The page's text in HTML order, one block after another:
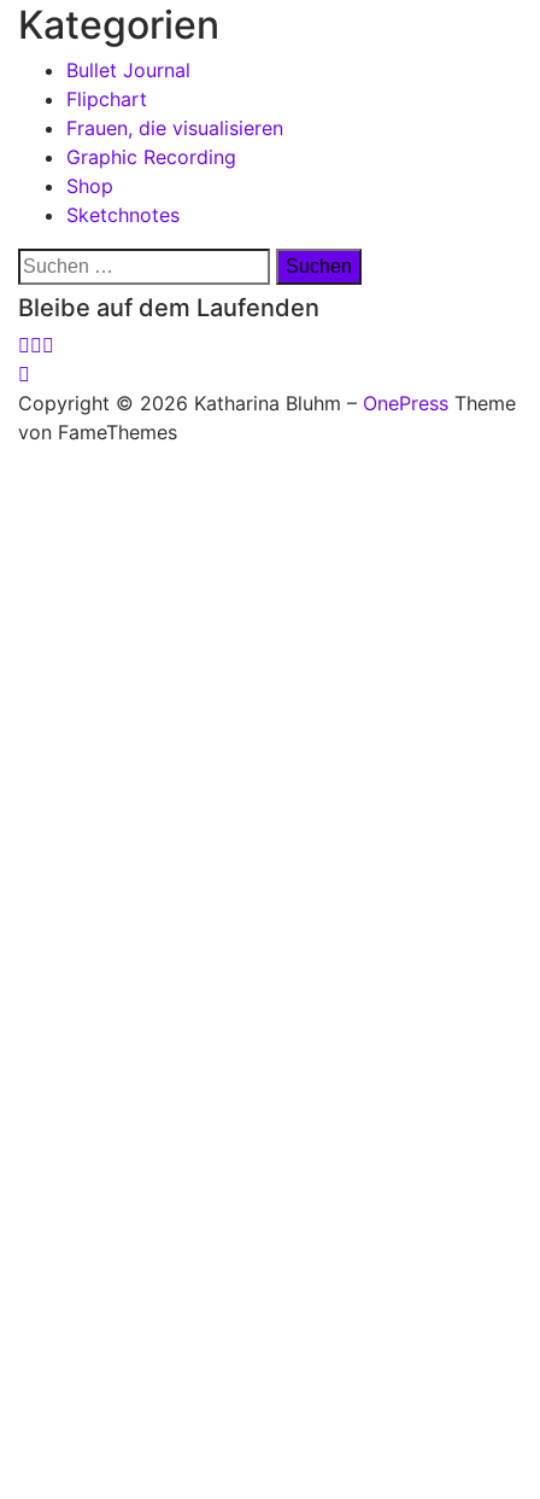
Kategorien
Bullet Journal
Flipchart
Frauen, die visualisieren
Graphic Recording
Shop
Sketchnotes
Suchen
nach:
Bleibe auf dem Laufenden
Copyright © 2026 Katharina Bluhm – OnePress Theme
von FameThemes